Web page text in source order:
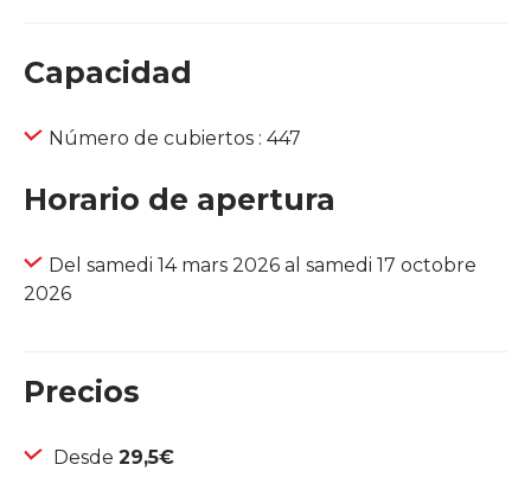
Capacidad
Número de cubiertos : 447
Horario de apertura
Del samedi 14 mars 2026 al samedi 17 octobre
2026
Precios
Desde 29,5€